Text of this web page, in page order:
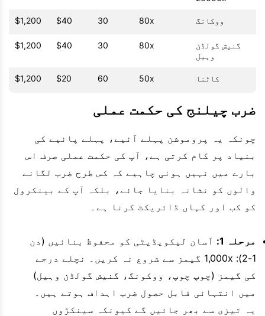
ووکانگ 80x
30
$40
$1,200
گنیش گولڈن
وہیل
80x
30
$40
$1,200
کاٹنا 50x
60
$20
$1,200
ضرب چیلنج کی حکمت عملی
چونکہ یہ پروموشن پہلے آئیے، پہلے پائیے کی
بنیاد پر کام کرتی ہے، آپ کی حکمت عملی صرف اس
بارے میں نہیں ہونی چاہیے کہ کس طرح ضرب لگانے
والوں کو نشانہ بنایا جائے، بلکہ آپ کے بینکرول
کو کب اور کہاں ڈائریکٹ کرنا ہے۔
مرحلہ 1:
آسان لیکویڈیٹی کو محفوظ بنائیں (دن
1-2): 1,000x گیمز سے شروع نہ کریں۔ نچلے درجے
کی گیمز (چوپ چوپ، ووکونگ، گنیش گولڈن وہیل)
میں انتہائی قابل حصول ضرب اہداف ہوتے ہیں۔
یہ تیزی سے بھر جائیں گے کیونکہ سینکڑوں